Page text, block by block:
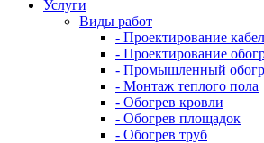
Услуги
Виды работ
- Проектирование
- Проектирование
- Промышленный
- Монтаж теплого пола
- Обогрев кровли
- Обогрев площадок
- Обогрев труб